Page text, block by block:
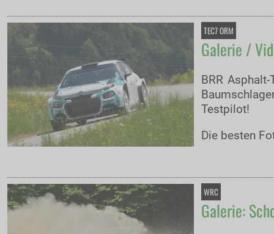
TEC7 ORM
Galerie /
BRR
Testpilot!
Die besten
WRC
Galerie: